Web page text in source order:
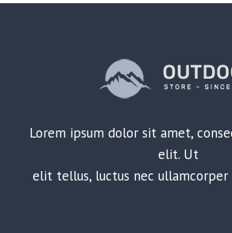
Lorem ipsum dolor sit amet,
elit. Ut
elit tellus, luctus nec ullamcorper